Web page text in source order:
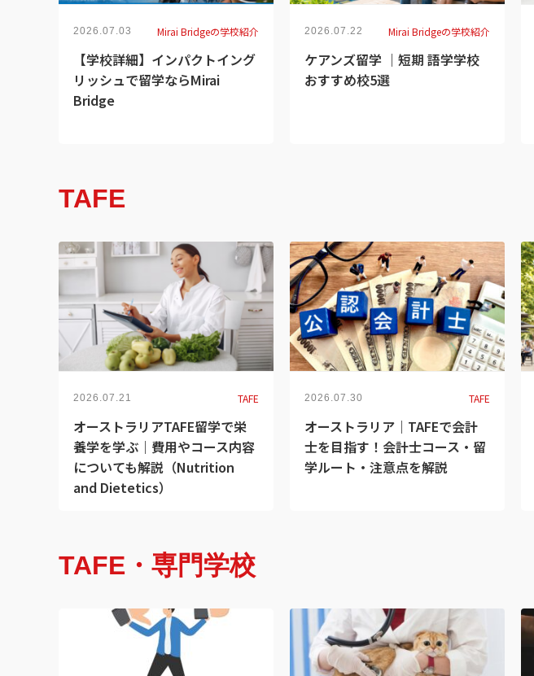
2026.07.03 Mirai Bridgeの学校紹介
【学校詳細】インパクトイング
リッシュで留学ならMirai
Bridge
2026.07.22 Mirai Bridgeの学校紹介
ケアンズ留学 ｜短期 語学学校
おすすめ校5選
TAFE
2026.07.21 TAFE
オーストラリアTAFE留学で栄
養学を学ぶ｜費用やコース内容
についても解説（Nutrition
and Dietetics）
2026.07.30 TAFE
オーストラリア｜TAFEで会計
士を目指す！会計士コース・留
学ルート・注意点を解説
TAFE・専門学校